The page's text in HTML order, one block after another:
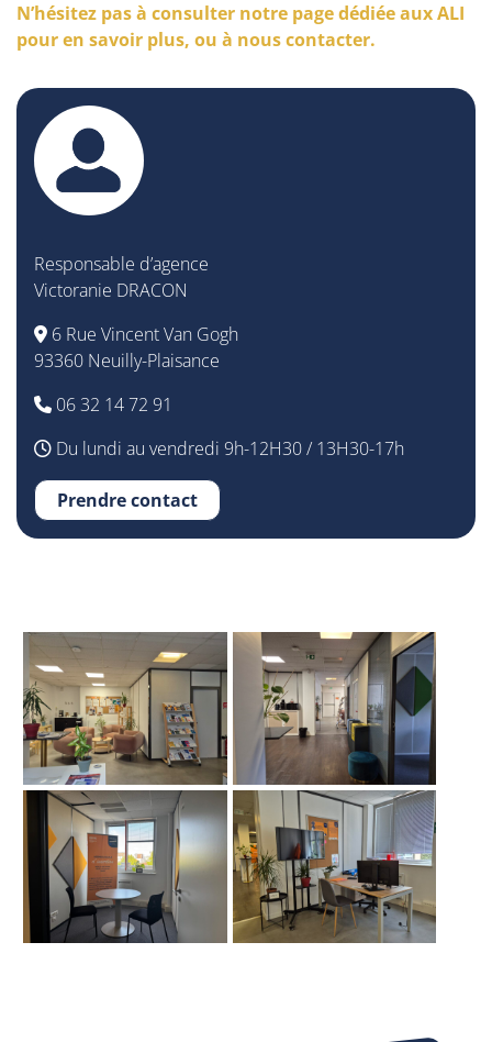
N’hésitez pas à consulter notre page dédiée aux ALI
pour en savoir plus, ou à nous contacter.
Responsable d’agence
Victoranie DRACON
6 Rue Vincent Van Gogh
93360 Neuilly-Plaisance
06 32 14 72 91
Du lundi au vendredi 9h-12H30 / 13H30-17h
Prendre contact